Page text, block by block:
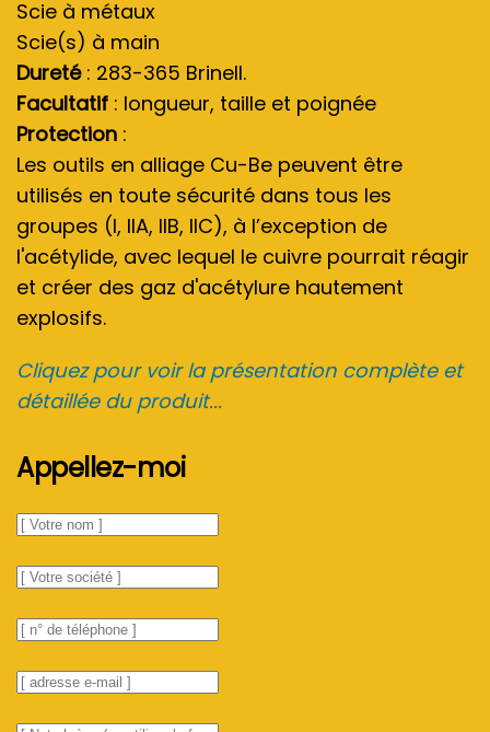
Scie à métaux
Scie(s) à main
Dureté: 283-365 Brinell.
Facultatif : longueur, taille et poignée
Protection :
Les outils en alliage Cu-Be peuvent être
utilisés en toute sécurité dans tous les
groupes (I, IIA, IIB, IIC), à l’exception de
l'acétylide, avec lequel le cuivre pourrait réagir
et créer des gaz d'acétylure hautement
explosifs.
Cliquez pour voir la présentation complète et
détaillée du produit...
Appellez-moi